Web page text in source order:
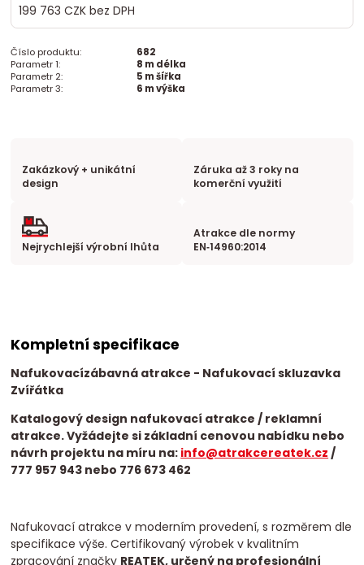
199 763 CZK bez DPH
Číslo produktu:
682
Parametr 1:
8 m délka
Parametr 2:
5 m šířka
Parametr 3:
6 m výška
Zakázkový + unikátní
design
Záruka až 3 roky na
komerční využití
Nejrychlejší výrobní lhůta
Atrakce dle normy
EN‑14960:2014
Kompletní specifikace
Nafukovacízábavná atrakce - Nafukovací skluzavka
Zvířátka
Katalogový design nafukovací atrakce / reklamní
atrakce. Vyžádejte si základní cenovou nabídku nebo
návrh projektu na míru na: info@atrakcereatek.cz /
777 957 943 nebo 776 673 462
Nafukovací atrakce v moderním provedení, s rozměrem dle
specifikace výše. Certifikovaný výrobek v kvalitním
zpracování značky REATEK, určený na profesionální